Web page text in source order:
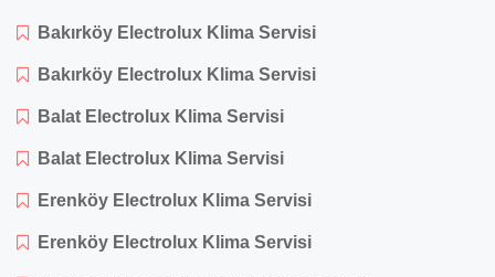
Bakırköy Electrolux Klima Servisi
Bakırköy Electrolux Klima Servisi
Balat Electrolux Klima Servisi
Balat Electrolux Klima Servisi
Erenköy Electrolux Klima Servisi
Erenköy Electrolux Klima Servisi